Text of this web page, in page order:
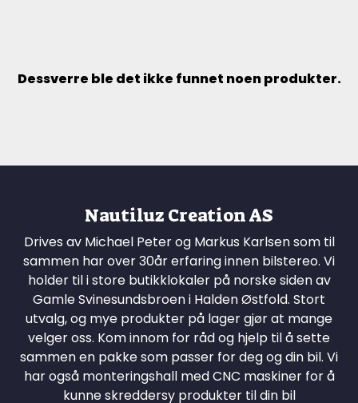
Dessverre ble det ikke funnet noen produkter.
Nautiluz Creation AS
Drives av Michael Peter og Markus Karlsen som til
sammen har over 30år erfaring innen bilstereo. Vi
holder til i store butikklokaler på norske siden av
Gamle Svinesundsbroen i Halden Østfold. Stort
utvalg, og mye produkter på lager gjør at mange
velger oss. Kom innom for råd og hjelp til å sette
sammen en pakke som passer for deg og din bil. Vi
har også monteringshall med CNC maskiner for å
kunne skreddersy produkter til din bil